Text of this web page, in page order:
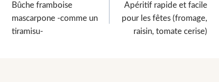
de
l’article
Bûche framboise
mascarpone -comme un
tiramisu-
Apéritif rapide et facile
pour les fêtes (fromage,
raisin, tomate cerise)